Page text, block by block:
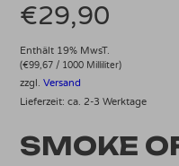
€29,90
Enthält 19% MwsT.
(€99,67 / 1000 Milliliter)
zzgl.Versand
Lieferzeit: ca. 2-3 Werktage
SMOKE